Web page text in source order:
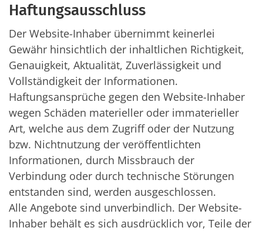
Haftungsausschluss
Der Website-Inhaber übernimmt keinerlei
Gewähr hinsichtlich der inhaltlichen Richtigkeit,
Genauigkeit, Aktualität, Zuverlässigkeit und
Vollständigkeit der Informationen.
Haftungsansprüche gegen den Website-Inhaber
wegen Schäden materieller oder immaterieller
Art, welche aus dem Zugriff oder der Nutzung
bzw. Nichtnutzung der veröffentlichten
Informationen, durch Missbrauch der
Verbindung oder durch technische Störungen
entstanden sind, werden ausgeschlossen.
Alle Angebote sind unverbindlich. Der Website-
Inhaber behält es sich ausdrücklich vor, Teile der